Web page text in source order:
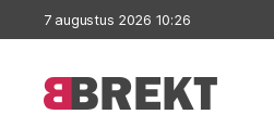
7 augustus 2026 10:26